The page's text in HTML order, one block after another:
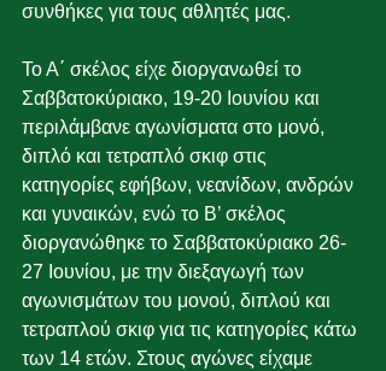
συνθήκες για τους αθλητές μας.
Το Α΄ σκέλος είχε διοργανωθεί το
Σαββατοκύριακο, 19-20 Ιουνίου και
περιλάμβανε αγωνίσματα στο μονό,
διπλό και τετραπλό σκιφ στις
κατηγορίες εφήβων, νεανίδων, ανδρών
και γυναικών, ενώ το Β’ σκέλος
διοργανώθηκε το Σαββατοκύριακο 26-
27 Ιουνίου, με την διεξαγωγή των
αγωνισμάτων του μονού, διπλού και
τετραπλού σκιφ για τις κατηγορίες κάτω
των 14 ετών. Στους αγώνες είχαμε